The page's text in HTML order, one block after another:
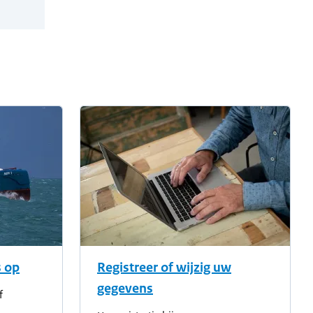
op
Registreer of wijzig uw
gegevens